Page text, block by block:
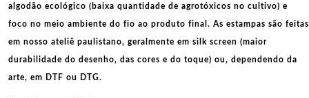
algodão ecológico (baixa quantidade de agrotóxicos no cultivo) e
foco no meio ambiente do fio ao produto final. As estampas são feitas
em nosso ateliê paulistano, geralmente em silk screen (maior
durabilidade do desenho, das cores e do toque) ou, dependendo da
arte, em DTF ou DTG.